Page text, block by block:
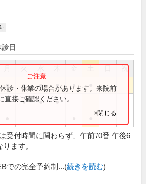
日
祝
● ● ● ● ●
● ● ●
診・休業の場合があります。来院前
直接ご確認ください。
×閉じる
受付時間に関わらず、午前70番 午後6
ます。
での完全予約制...(続きを読む)